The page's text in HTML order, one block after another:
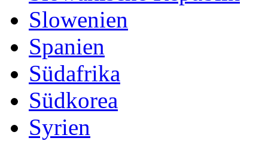
Slowenien
Spanien
Südafrika
Südkorea
Syrien